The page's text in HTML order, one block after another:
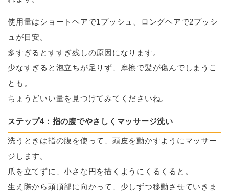
使用量はショートヘアで1プッシュ、ロングヘアで2プッシ
ュが目安。
多すぎるとすすぎ残しの原因になります。
少なすぎると泡立ちが足りず、摩擦で髪が傷んでしまうこ
とも。
ちょうどいい量を見つけてみてくださいね。
ステップ4：指の腹でやさしくマッサージ洗い
洗うときは指の腹を使って、頭皮を動かすようにマッサー
ジします。
爪を立てずに、小さな円を描くようにくるくると。
生え際から頭頂部に向かって、少しずつ移動させていきま